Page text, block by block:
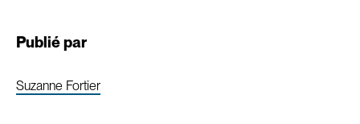
Publié par
Suzanne Fortier